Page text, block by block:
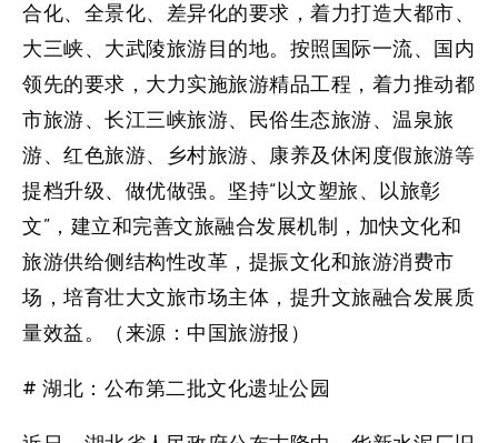
合化、全景化、差异化的要求，着力打造大都市、
大三峡、大武陵旅游目的地。按照国际一流、国内
领先的要求，大力实施旅游精品工程，着力推动都
市旅游、长江三峡旅游、民俗生态旅游、温泉旅
游、红色旅游、乡村旅游、康养及休闲度假旅游等
提档升级、做优做强。坚持“以文塑旅、以旅彰
文”，建立和完善文旅融合发展机制，加快文化和
旅游供给侧结构性改革，提振文化和旅游消费市
场，培育壮大文旅市场主体，提升文旅融合发展质
量效益。（来源：中国旅游报）
# 湖北：公布第二批文化遗址公园